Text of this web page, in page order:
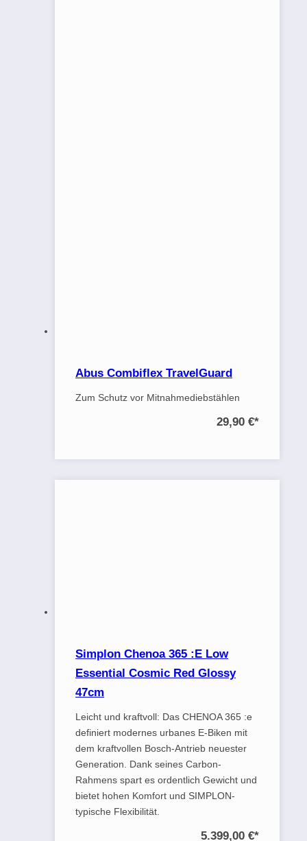
Abus Combiflex TravelGuard
Zum Schutz vor Mitnahmediebstählen
29,90 €*
Simplon Chenoa 365 :E Low
Essential Cosmic Red Glossy
47cm
Leicht und kraftvoll: Das CHENOA 365 :e
definiert modernes urbanes E-Biken mit
dem kraftvollen Bosch-Antrieb neuester
Generation. Dank seines Carbon-
Rahmens spart es ordentlich Gewicht und
bietet hohen Komfort und SIMPLON-
typische Flexibilität.
5.399,00 €*